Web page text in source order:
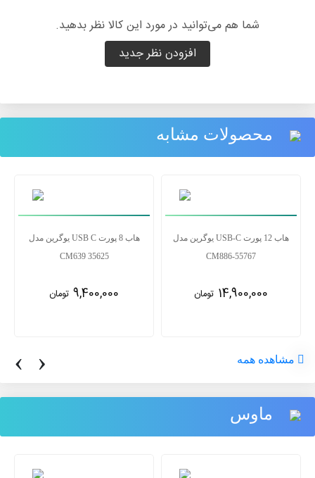
شما هم می‌توانید در مورد این کالا نظر بدهید.
افزودن نظر جدید
محصولات مشابه
هاب 8 پورت USB C یوگرین مدل
CM639 35625
9,400,000 تومان
هاب 12 پورت USB-C یوگرین مدل
CM886-55767
14,900,000 تومان
‹ › مشاهده همه
ماوس